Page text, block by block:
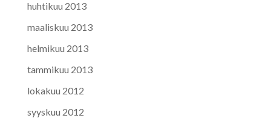
huhtikuu 2013
maaliskuu 2013
helmikuu 2013
tammikuu 2013
lokakuu 2012
syyskuu 2012